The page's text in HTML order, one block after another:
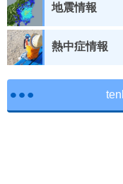
地震情報
熱中症情報